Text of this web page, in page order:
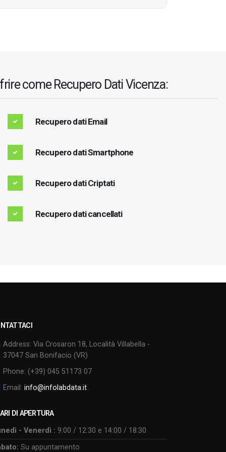
come Recupero Dati Vicenza:
Recupero dati Email
Recupero dati Smartphone
Recupero dati Criptati
Recupero dati cancellati
Address: Via Crosaron 18, Località Villabella -
37047 San Bonifacio (VR)
Phone: (+39) 045 51173 07
Email: info@infolabdata.it
DI APERTURA
- Venerdì : 9:00 / 12:30 e 14:00 / 18:30
Su appuntamento